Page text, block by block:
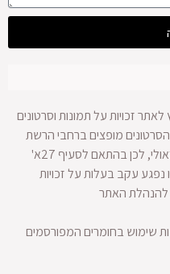
זכויות על תמונות וסרטונים
מופצים ברחבי הרשת
ולא מתאפשרת הגעה למקור החומר הויזאולי, לכן בהתאם לסעיף 27א'
נפגע עקב בעלות על זכויות
להנהלת האתר
שימוש בחומרים המפורסמים